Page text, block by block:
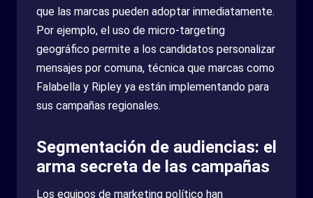
que las marcas pueden adoptar inmediatamente.
Por ejemplo, el uso de micro-targeting
geográfico permite a los candidatos personalizar
mensajes por comuna, técnica que marcas como
Falabella y Ripley ya están implementando para
sus campañas regionales.
Segmentación de audiencias: el
arma secreta de las campañas
Los equipos de marketing político han